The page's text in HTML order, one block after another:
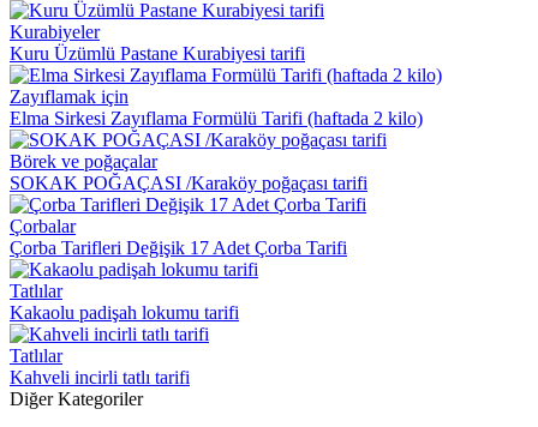
Kurabiyeler
Kuru Üzümlü Pastane Kurabiyesi tarifi
Zayıflamak için
Elma Sirkesi Zayıflama Formülü Tarifi (haftada 2 kilo)
Börek ve poğaçalar
SOKAK POĞAÇASI /Karaköy poğaçası tarifi
Çorbalar
Çorba Tarifleri Değişik 17 Adet Çorba Tarifi
Tatlılar
Kakaolu padişah lokumu tarifi
Tatlılar
Kahveli incirli tatlı tarifi
Diğer Kategoriler